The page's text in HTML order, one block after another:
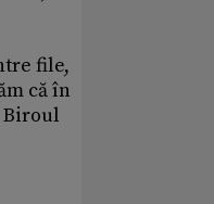
file,
că în
Biroul